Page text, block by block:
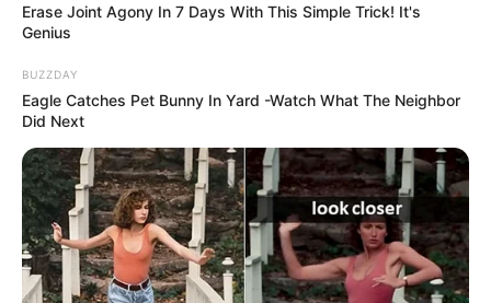
Erase Joint Agony In 7 Days With This Simple Trick! It's
Genius
BUZZDAY
Eagle Catches Pet Bunny In Yard -Watch What The Neighbor
Did Next